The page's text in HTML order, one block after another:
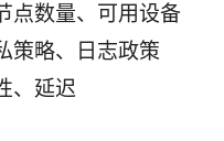
点数量、可用设备
策略、日志政策
、延迟